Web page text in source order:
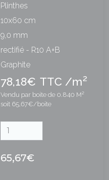
Plinthes
10x60 cm
9,0 mm
rectifié - R10 A+B
Graphite
78,18€ TTC /m2
Vendu par boite de 0.840 M²
soit 65,67€/boite
65,67€